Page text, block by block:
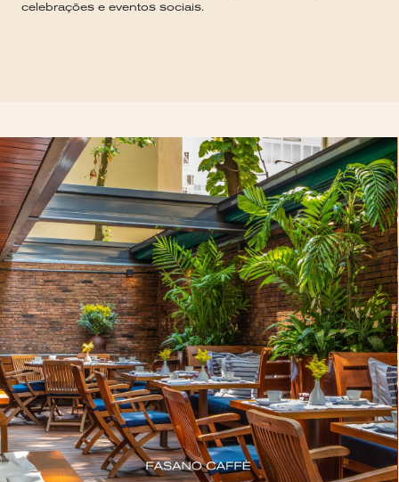
celebrações e eventos sociais.